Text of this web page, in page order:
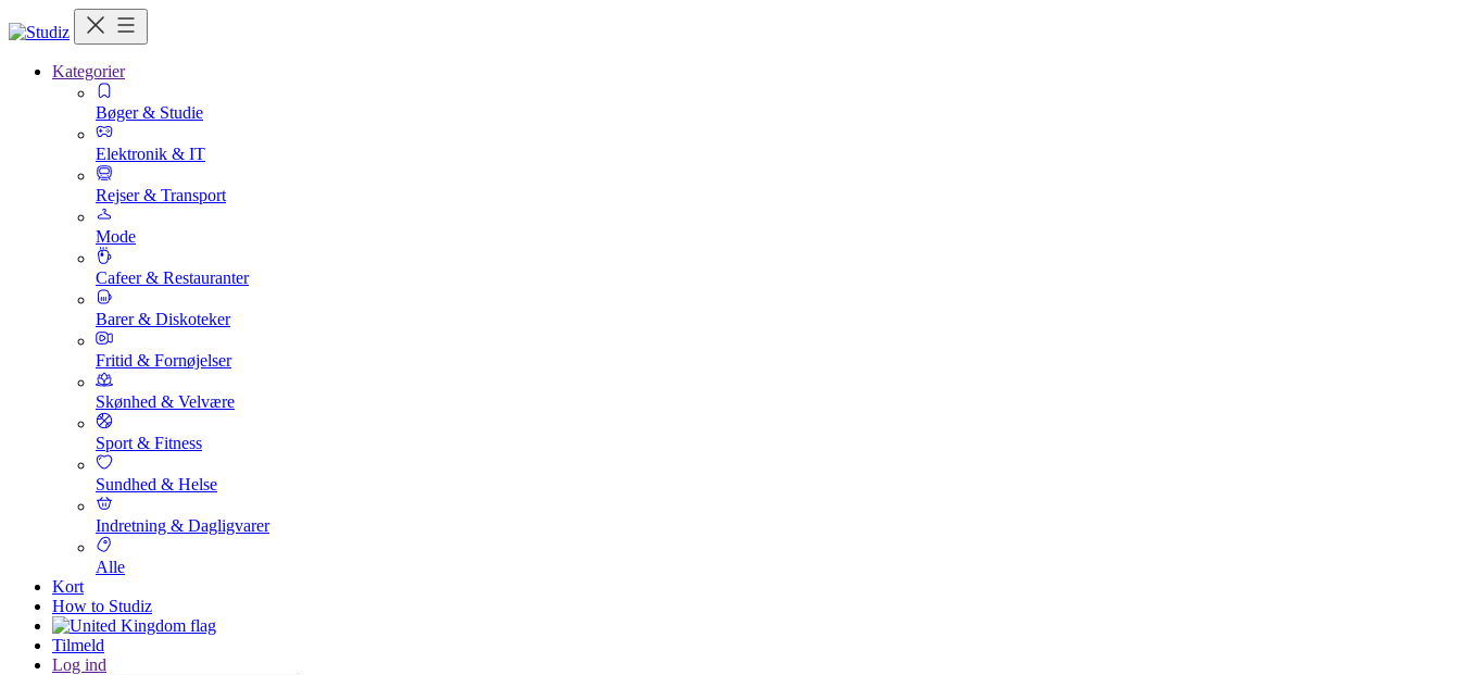
Kategorier
Bøger & Studie
Elektronik & IT
Rejser & Transport
Mode
Cafeer & Restauranter
Barer & Diskoteker
Fritid & Fornøjelser
Skønhed & Velvære
Sport & Fitness
Sundhed & Helse
Indretning & Dagligvarer
Alle
Kort
How to Studiz
Tilmeld
Log ind